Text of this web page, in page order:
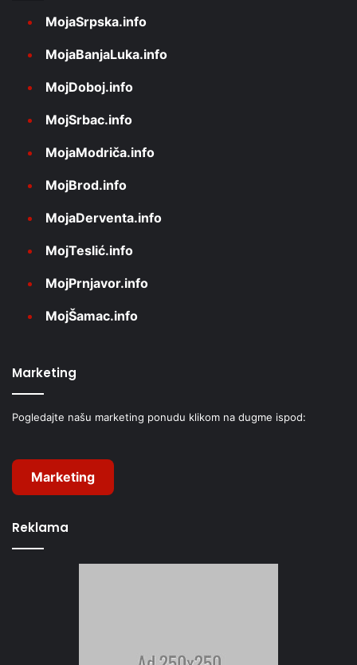
MojaSrpska.info
MojaBanjaLuka.info
MojDoboj.info
MojSrbac.info
MojaModriča.info
MojBrod.info
MojaDerventa.info
MojTeslić.info
MojPrnjavor.info
MojŠamac.info
Marketing
Pogledajte našu marketing ponudu klikom na dugme ispod:
Marketing
Reklama